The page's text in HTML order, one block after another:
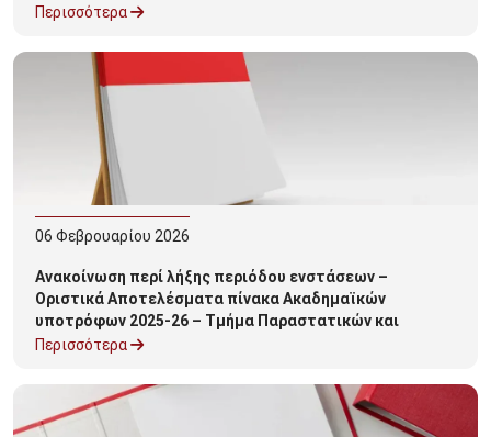
Ενστάσεων για το Επιστημονικό Πεδίο 2 στο πλαίσιο
Εκδήλωσης Ενδιαφέροντος
Περισσότερα
06 Φεβρουαρίου 2026
Ανακοίνωση περί λήξης περιόδου ενστάσεων –
Οριστικά Αποτελέσματα πίνακα Ακαδημαϊκών
υποτρόφων 2025-26 – Τμήμα Παραστατικών και
Ψηφιακών Τεχνών
Περισσότερα